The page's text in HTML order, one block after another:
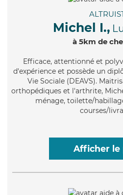
Michel I.,
à 5km de
Efficace, attentionné et
d'expérience et possède un
Vie Sociale (DEAVS).
orthopédiques et l'arthrite,
ménage, toilette/
courses/
Afficher le